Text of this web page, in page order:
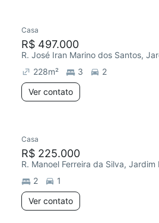
Casa
R$ 497.000
R. José Iran Marino dos Santos,
228m² 3
2
Ver contato
Casa
R$ 225.000
R. Manoel Ferreira da Silva, Jardim
2
1
Ver contato